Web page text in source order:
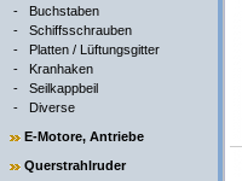
- Buchstaben
- Schiffsschrauben
- Platten / Lüftungsgitter
- Kranhaken
- Seilkappbeil
- Diverse
E-Motore, Antriebe
Querstrahlruder